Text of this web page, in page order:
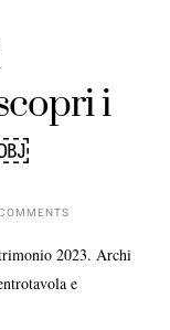
i
2023. Archi
e